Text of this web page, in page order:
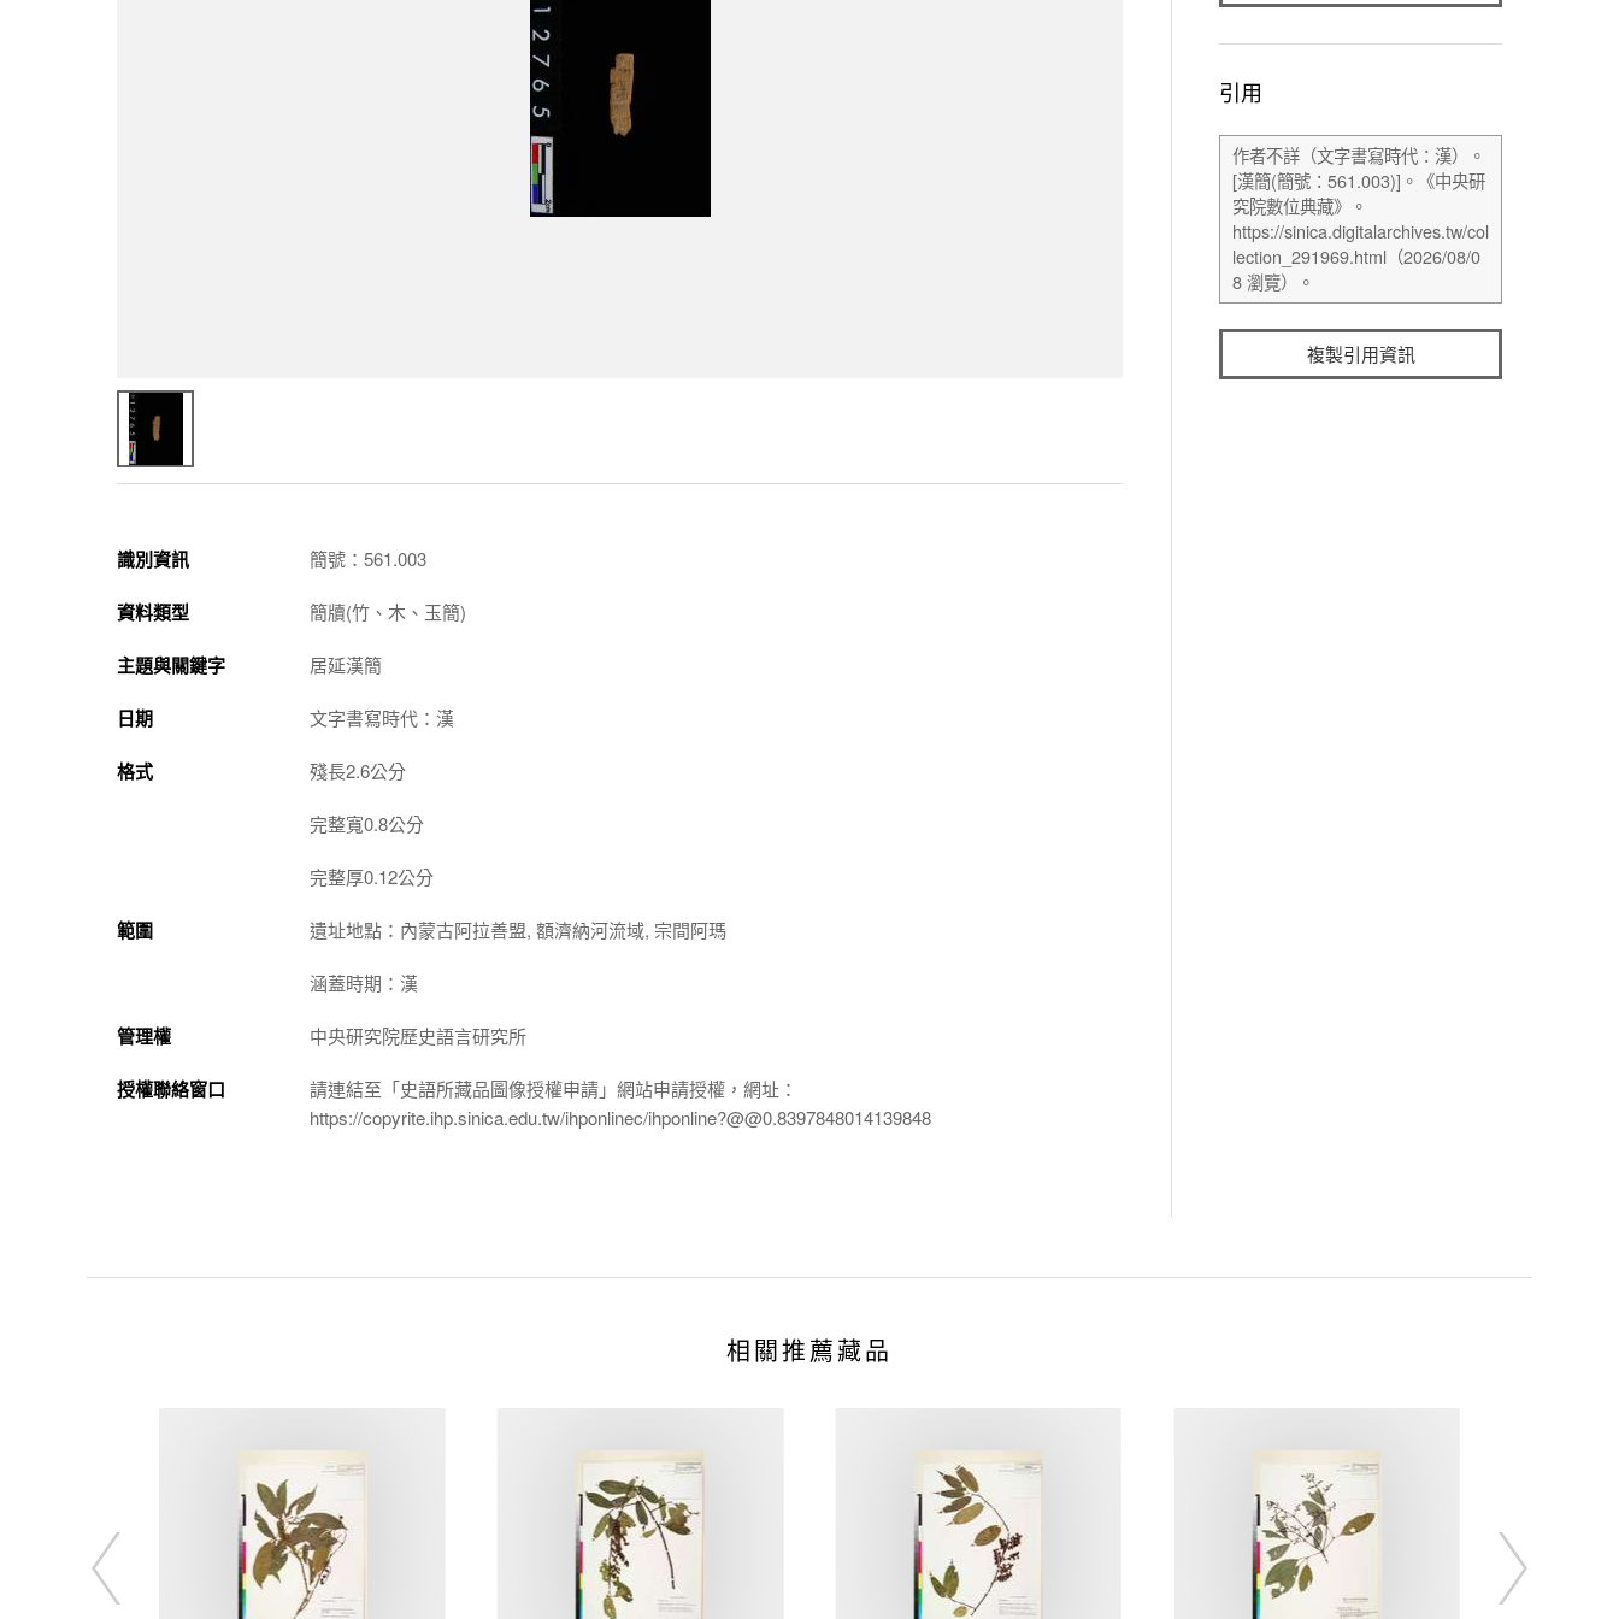
識別資訊 簡號：561.003
資料類型 簡牘(竹、木、玉簡)
主題與關鍵字 居延漢簡
日期 文字書寫時代：漢
格式 殘長2.6公分
完整寬0.8公分
完整厚0.12公分
範圍 遺址地點：內蒙古阿拉善盟, 額濟納河流域, 宗間阿瑪
涵蓋時期：漢
管理權 中央研究院歷史語言研究所
授權聯絡窗口
請連結至「史語所藏品圖像授權申請」網站申請授權，網址：
https://copyrite.ihp.sinica.edu.tw/ihponlinec/ihponline?@@0.8397848014139848
引用
複製引用資訊
相關推薦藏品